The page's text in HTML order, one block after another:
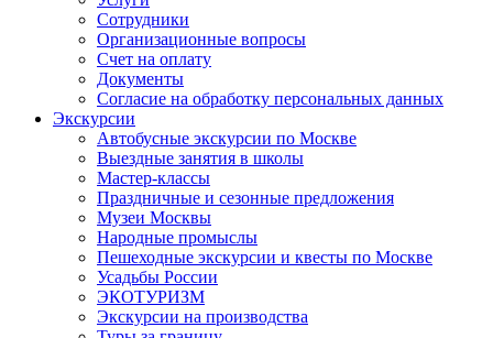
Сотрудники
Организационные вопросы
Счет на оплату
Документы
Согласие на обработку персональных данных
Экскурсии
Автобусные экскурсии по Москве
Выездные занятия в школы
Мастер-классы
Праздничные и сезонные предложения
Музеи Москвы
Народные промыслы
Пешеходные экскурсии и квесты по Москве
Усадьбы России
ЭКОТУРИЗМ
Экскурсии на производства